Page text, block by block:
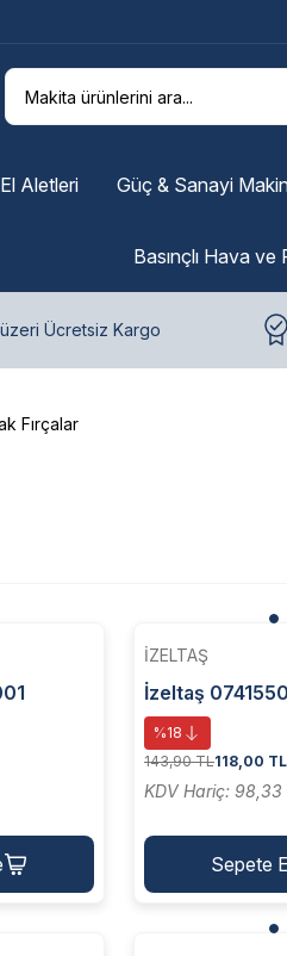
El Aletleri Güç & Sanayi
Basınçlı Hava ve
Ücretsiz Kargo
Fırçalar
İZELTAŞ
İzeltaş
Tel Fırça Ağaç
%18
143,90 TL118,00 TL
KDV Hariç: 98,33
Sepete